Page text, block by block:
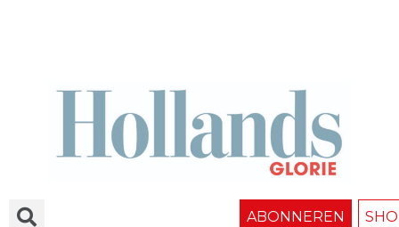
ABONNEREN